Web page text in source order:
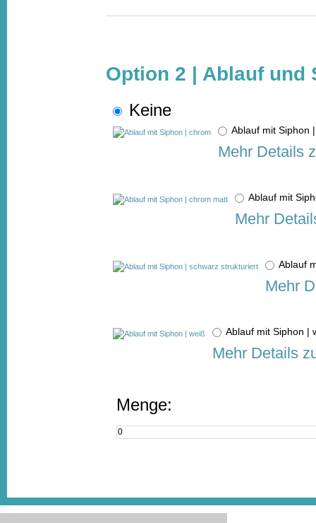
Option 2 | Ablauf und
Keine
Ablauf mit
Mehr Details
Ablauf mit
Mehr
Ablauf
Mehr
Ablauf mit Siphon
Mehr Details
Menge: